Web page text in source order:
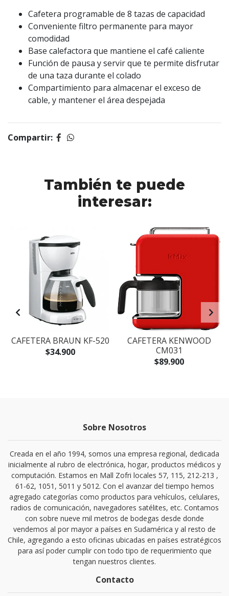
Cafetera programable de 8 tazas de capacidad
Conveniente filtro permanente para mayor
comodidad
Base calefactora que mantiene el café caliente
Función de pausa y servir que te permite disfrutar
de una taza durante el colado
Compartimiento para almacenar el exceso de
cable, y mantener el área despejada
Compartir:
También te puede
interesar:
CAFETERA BRAUN KF-520
$34.900
CAFETERA KENWOOD
CM031
$89.900
Sobre Nosotros
Creada en el año 1994, somos una empresa regional, dedicada
inicialmente al rubro de electrónica, hogar, productos médicos y
computación. Estamos en Mall Zofri locales 57, 115, 212-213 ,
61-62, 1051, 5011 y 5012. Con el avanzar del tiempo hemos
agregado categorías como productos para vehículos, celulares,
radios de comunicación, navegadores satélites, etc. Contamos
con sobre nueve mil metros de bodegas desde donde
vendemos al por mayor a países en Sudamérica y al resto de
Chile, agregando a esto oficinas ubicadas en países estratégicos
para así poder cumplir con todo tipo de requerimiento que
tengan nuestros clientes.
Contacto